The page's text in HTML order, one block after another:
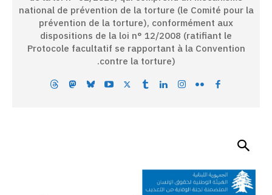
national de prévention de la torture (le Comité pour la
prévention de la torture), conformément aux
dispositions de la loi n° 12/2008 (ratifiant le
Protocole facultatif se rapportant à la Convention
contre la torture).